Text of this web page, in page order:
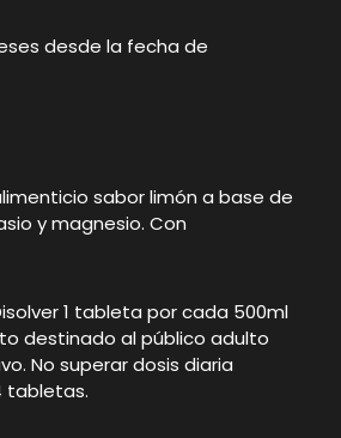
desde la fecha de
sabor limón a base de
y magnesio. Con
1 tableta por cada 500ml
destinado al público adulto
No superar dosis diaria
tabletas.